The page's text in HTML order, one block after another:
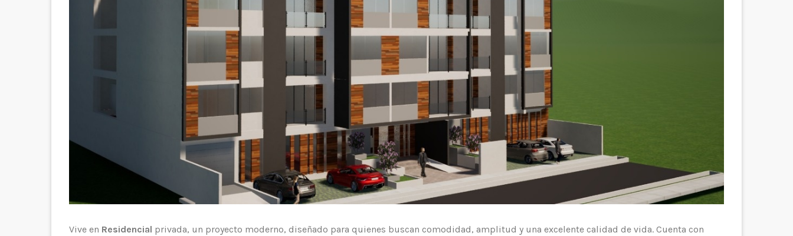
Vive en Residencial privada, un proyecto moderno, diseñado para quienes buscan comodidad, amplitud y una excelente calidad de vida. Cuenta con